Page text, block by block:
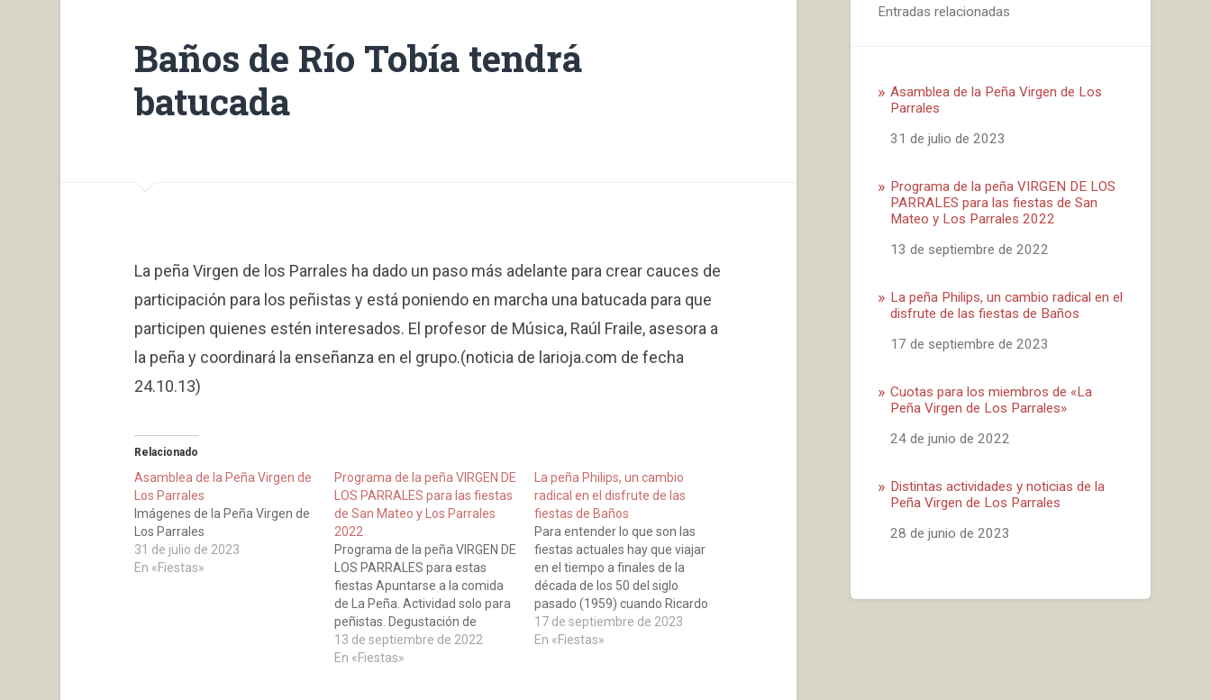
Baños de Río Tobía tendrá
batucada
La peña Virgen de los Parrales ha dado un paso más adelante para crear cauces de
participación para los peñistas y está poniendo en marcha una batucada para que
participen quienes estén interesados. El profesor de Música, Raúl Fraile, asesora a
la peña y coordinará la enseñanza en el grupo.(noticia de larioja.com de fecha
24.10.13)
Relacionado
Asamblea de la Peña Virgen de
Los Parrales
Imágenes de la Peña Virgen de
Los Parrales
31 de julio de 2023
En «Fiestas»
Programa de la peña VIRGEN DE
LOS PARRALES para las fiestas
de San Mateo y Los Parrales
2022
Programa de la peña VIRGEN DE
LOS PARRALES para estas
fiestas Apuntarse a la comida
de La Peña. Actividad solo para
peñistas. Degustación de
patatas con chorizo (Patatas a
La Riojana) el día 20 de
13 de septiembre de 2022
En «Fiestas»
La peña Philips, un cambio
radical en el disfrute de las
fiestas de Baños
Para entender lo que son las
fiestas actuales hay que viajar
en el tiempo a finales de la
década de los 50 del siglo
pasado (1959) cuando Ricardo
Gutiérrez Barco natural de
Calahorra y casado en Baños, al
17 de septiembre de 2023
En «Fiestas»
Entradas relacionadas
Asamblea de la Peña Virgen de Los
Parrales
Fecha
31 de julio de 2023
Programa de la peña VIRGEN DE LOS
PARRALES para las fiestas de San
Mateo y Los Parrales 2022
Fecha
13 de septiembre de 2022
La peña Philips, un cambio radical en el
disfrute de las fiestas de Baños
Fecha
17 de septiembre de 2023
Cuotas para los miembros de «La
Peña Virgen de Los Parrales»
Fecha
24 de junio de 2022
Distintas actividades y noticias de la
Peña Virgen de Los Parrales
Fecha
28 de junio de 2023